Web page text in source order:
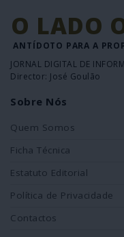
O LADO
ANTÍDOTO PARA A
JORNAL DIGITAL DE
Director: José Goulão
Sobre Nós
Quem Somos
Ficha Técnica
Estatuto Editorial
Política de Privacidade
Contactos